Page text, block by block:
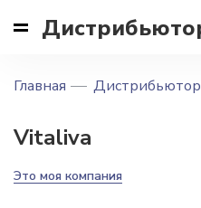
Главная
Vitaliva
Это моя компания